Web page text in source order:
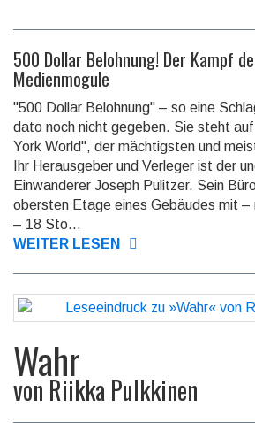
500 Dollar Belohnung! Der Kampf
Medienmogule
"500 Dollar Belohnung" – so eine
dato noch nicht gegeben. Sie steht
York World", der mächtigsten und
Ihr Herausgeber und Verleger ist der
Einwanderer Joseph Pulitzer. Sein
obersten Etage eines Gebäudes mit –
– 18 Sto...
WEITER LESEN
Wahr
von Riikka Pulkkinen